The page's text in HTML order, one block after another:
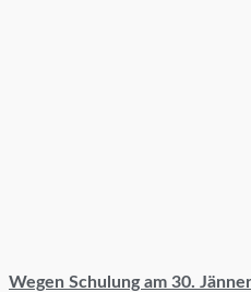
Wegen Schulung am 30.